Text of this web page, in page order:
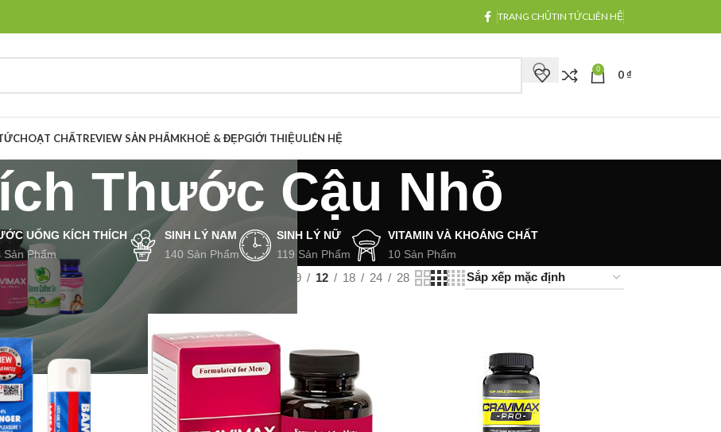
TRANG CHỦTIN TỨCLIÊN HỆ
0 0₫
HOẠT CHẤTREVIEW SẢN PHẨMKHOẺ & ĐẸPGIỚI THIỆULIÊN HỆ
Thước Cậu Nhỏ
UỐNG KÍCH THÍCH
Sản Phẩm
SINH LÝ NAM
140 Sản Phẩm
SINH LÝ NỮ
119 Sản Phẩm
VITAMIN VÀ KHOÁNG CHẤT
10 Sản Phẩm
Tăng Kích Thước Cậu Nhỏ 9 12 18 24 28